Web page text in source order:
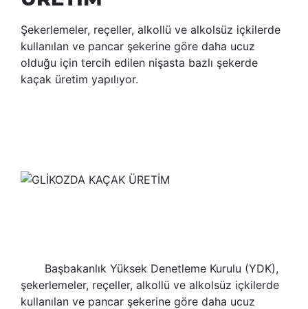
Şekerlemeler, reçeller, alkollü ve alkolsüz içkilerde
kullanılan ve pancar şekerine göre daha ucuz
olduğu için tercih edilen nişasta bazlı şekerde
kaçak üretim yapılıyor.
Başbakanlık Yüksek Denetleme Kurulu (YDK),
şekerlemeler, reçeller, alkollü ve alkolsüz içkilerde
kullanılan ve pancar şekerine göre daha ucuz